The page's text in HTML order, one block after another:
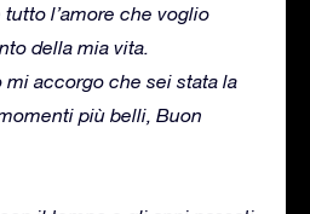
l’amore che voglio
della mia vita.
accorgo che sei stata la
più belli, Buon